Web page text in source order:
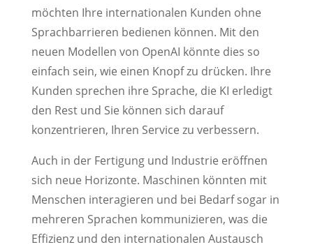
möchten Ihre internationalen Kunden ohne
Sprachbarrieren bedienen können. Mit den
neuen Modellen von OpenAI könnte dies so
einfach sein, wie einen Knopf zu drücken. Ihre
Kunden sprechen ihre Sprache, die KI erledigt
den Rest und Sie können sich darauf
konzentrieren, Ihren Service zu verbessern.
Auch in der Fertigung und Industrie eröffnen
sich neue Horizonte. Maschinen könnten mit
Menschen interagieren und bei Bedarf sogar in
mehreren Sprachen kommunizieren, was die
Effizienz und den internationalen Austausch